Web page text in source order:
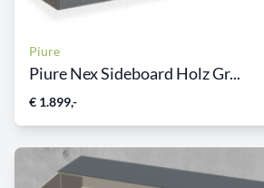
Piure
Piure Nex Sideboard Holz Gr...
€ 1.899,-